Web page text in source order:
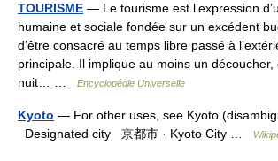
TOURISME — Le tourisme est l’expression
humaine et sociale fondée sur un excédent
d’être consacré au temps libre passé à
principale. Il implique au moins un découcher,
nuit… …
Encyclopédie Universelle
Kyoto — For other uses, see Kyoto
Designated city 京都市 · Kyoto City …